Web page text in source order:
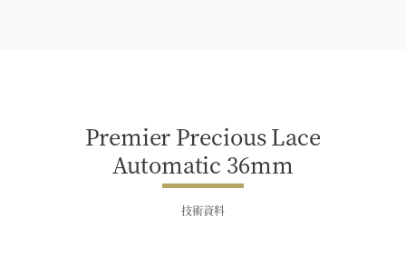
Premier Precious Lace
Automatic 36mm
技術資料